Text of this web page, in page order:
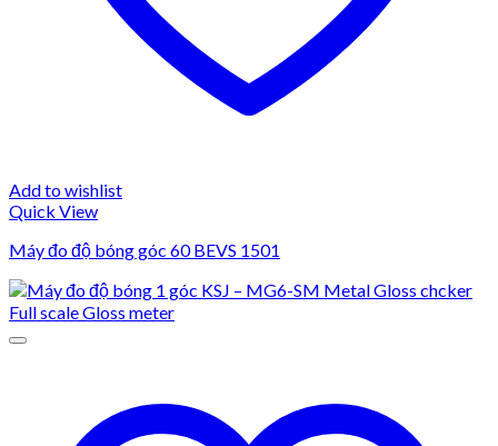
Add to wishlist
Quick View
Máy đo độ bóng góc 60 BEVS 1501